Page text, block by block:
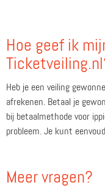
Hoe geef ik
Heb je een veiling
afrekenen. Betaal je
bij betaalmethode voor
probleem. Je kunt
Meer vragen?